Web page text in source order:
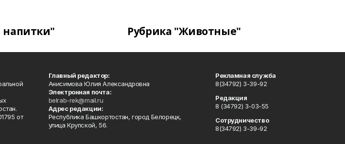
напитки" Рубрика "Животные"
от
Главный редактор:
Анисимова Юлия Александровна
Электронная почта:
belrab-rek@mail.ru
Адрес редакции:
Республика Башкортостан, город Белорецк,
улица Крупской, 56.
Рекламная служба
8(34792) 3-39-92
Редакция
8 (34792) 3-03-55
Сотрудничество
8(34792) 3-39-92